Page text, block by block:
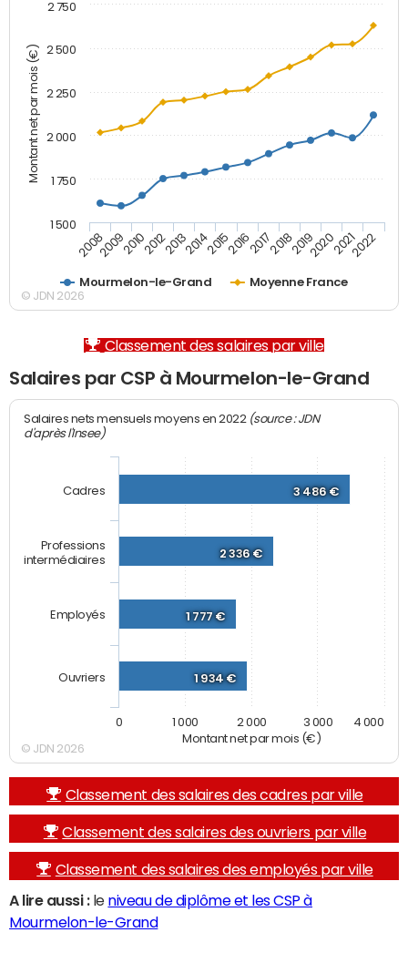
Montant net par mois (€)
Mourmelon-le-Grand Moyenne France
20082009201020122013201420152016201720182019202020212022
1 500
1 750
2 000
2 250
2 500
2 750
© JDN 2026
Classement des salaires par ville
Salaires par CSP à Mourmelon-le-Grand
Montant net par mois (€)
Salaires nets mensuels moyens en 2022 (source : JDN
d'après l'Insee)
3 486 €
2 336 €
1 777 €
1 934 €
Cadres
Professions
intermédiaires
Employés
Ouvriers
0 1 000 2 000 3 000 4 000
© JDN 2026
Classement des salaires des cadres par ville
Classement des salaires des ouvriers par ville
Classement des salaires des employés par ville
A lire aussi :le niveau de diplôme et les CSP à
Mourmelon-le-Grand